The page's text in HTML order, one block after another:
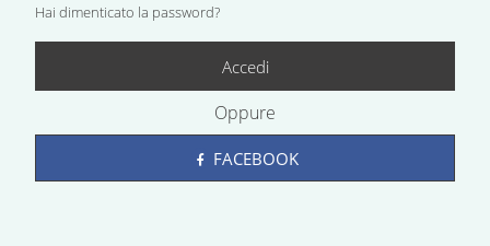
Hai dimenticato la password?
Accedi
Oppure
FACEBOOK